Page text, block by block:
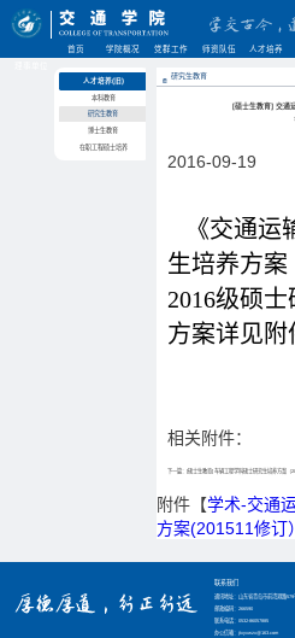
首页 学院概况 党群工作 师资队伍 人才培养
人才培养(旧)
本科教育
研究生教育
博士生教育
在职工程硕士培养
研究生教育
[硕士生教育] 交通
2016-09-19
《交通运
生培养方案
2016级硕士
方案详见附
相关附件：
下一篇：[硕士生教育] 车辆工程学科硕士研究生培养方案（
附件【学术-交通
方案(201511修订
联系我们
通讯地址：山东省青岛市前湾港路579
邮政编码：266590
联系电话：0532-86057885
办公信箱：jtxyxwzx@163.com